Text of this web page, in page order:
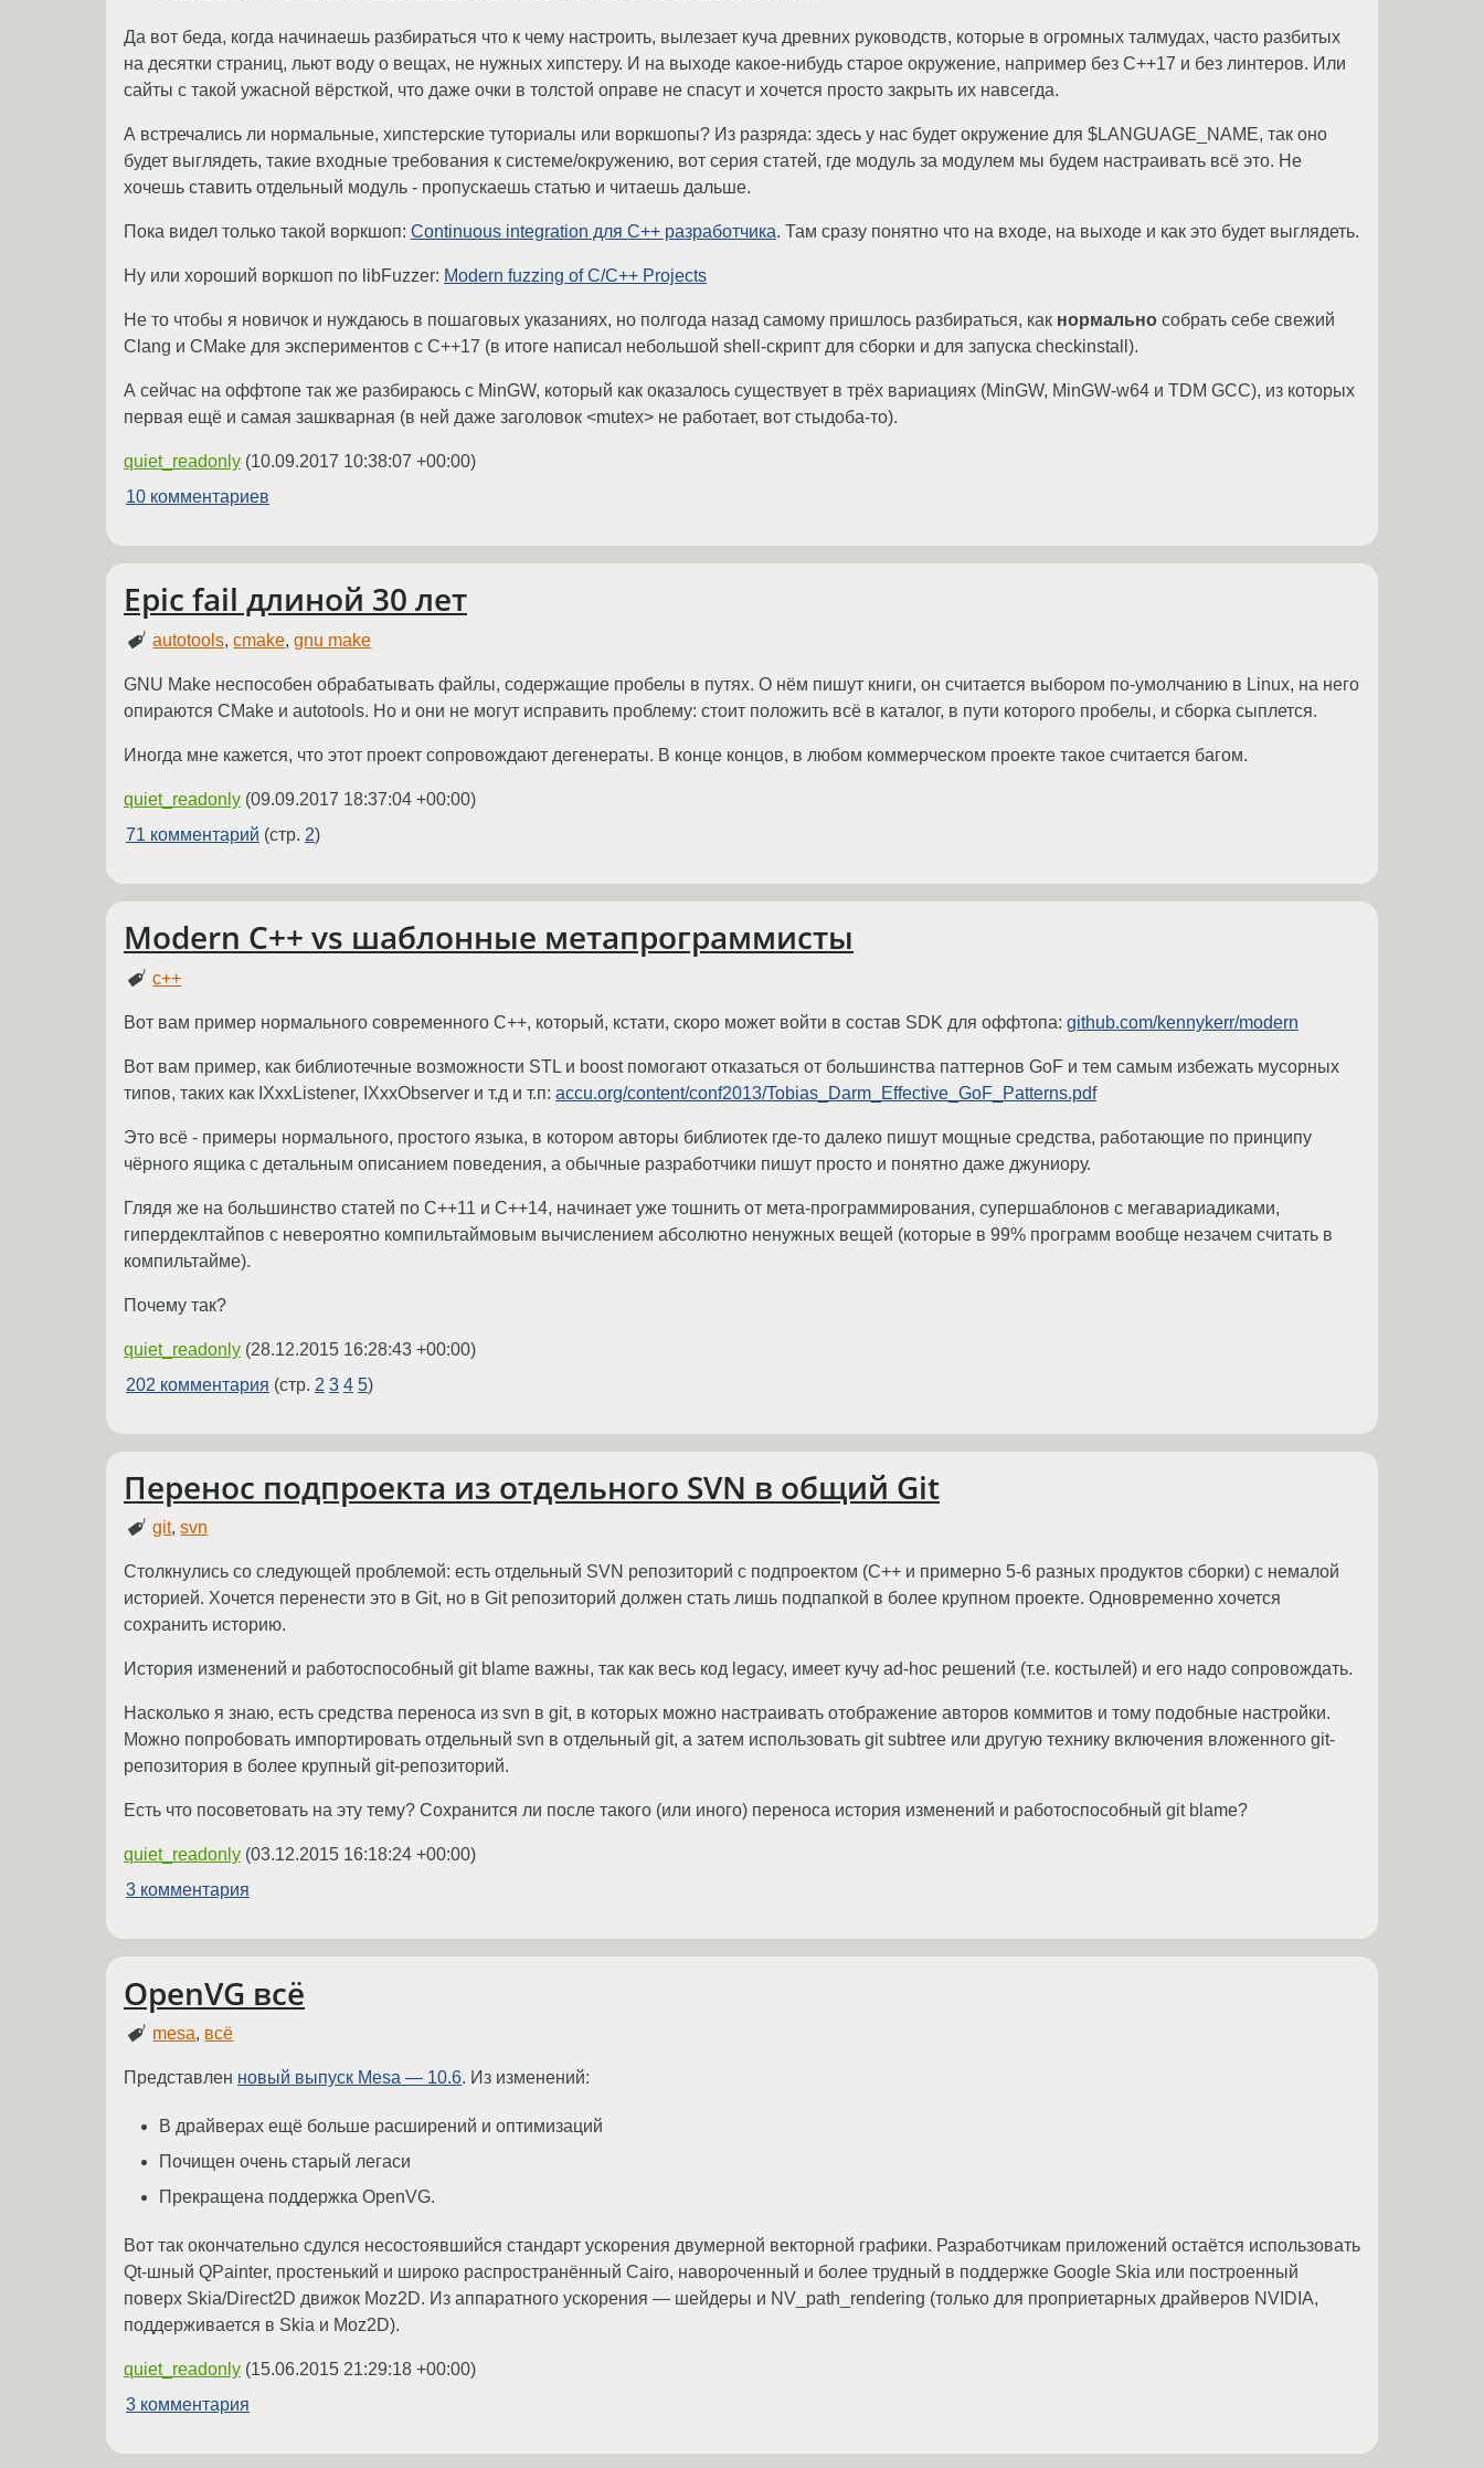
Да вот беда, когда начинаешь разбираться что к чему настроить, вылезает куча древних руководств, которые в огромных талмудах, часто разбитых
на десятки страниц, льют воду о вещах, не нужных хипстеру. И на выходе какое-нибудь старое окружение, например без C++17 и без линтеров. Или
сайты с такой ужасной вёрсткой, что даже очки в толстой оправе не спасут и хочется просто закрыть их навсегда.
А встречались ли нормальные, хипстерские туториалы или воркшопы? Из разряда: здесь у нас будет окружение для $LANGUAGE_NAME, так оно
будет выглядеть, такие входные требования к системе/окружению, вот серия статей, где модуль за модулем мы будем настраивать всё это. Не
хочешь ставить отдельный модуль - пропускаешь статью и читаешь дальше.
Пока видел только такой воркшоп: Continuous integration для C++ разработчика. Там сразу понятно что на входе, на выходе и как это будет выглядеть.
Ну или хороший воркшоп по libFuzzer: Modern fuzzing of C/C++ Projects
Не то чтобы я новичок и нуждаюсь в пошаговых указаниях, но полгода назад самому пришлось разбираться, как нормально собрать себе свежий
Clang и CMake для экспериментов с C++17 (в итоге написал небольшой shell-скрипт для сборки и для запуска checkinstall).
А сейчас на оффтопе так же разбираюсь с MinGW, который как оказалось существует в трёх вариациях (MinGW, MinGW-w64 и TDM GCC), из которых
первая ещё и самая зашкварная (в ней даже заголовок <mutex> не работает, вот стыдоба-то).
quiet_readonly (10.09.2017 10:38:07 +00:00)
10 комментариев
Epic fail длиной 30 лет
autotools,cmake,gnu make
GNU Make неспособен обрабатывать файлы, содержащие пробелы в путях. О нём пишут книги, он считается выбором по-умолчанию в Linux, на него
опираются CMake и autotools. Но и они не могут исправить проблему: стоит положить всё в каталог, в пути которого пробелы, и сборка сыплется.
Иногда мне кажется, что этот проект сопровождают дегенераты. В конце концов, в любом коммерческом проекте такое считается багом.
quiet_readonly (09.09.2017 18:37:04 +00:00)
71 комментарий (стр. 2)
Modern C++ vs шаблонные метапрограммисты
c++
Вот вам пример нормального современного C++, который, кстати, скоро может войти в состав SDK для оффтопа: github.com/kennykerr/modern
Вот вам пример, как библиотечные возможности STL и boost помогают отказаться от большинства паттернов GoF и тем самым избежать мусорных
типов, таких как IXxxListener, IXxxObserver и т.д и т.п: accu.org/content/conf2013/Tobias_Darm_Effective_GoF_Patterns.pdf
Это всё - примеры нормального, простого языка, в котором авторы библиотек где-то далеко пишут мощные средства, работающие по принципу
чёрного ящика с детальным описанием поведения, а обычные разработчики пишут просто и понятно даже джуниору.
Глядя же на большинство статей по С++11 и C++14, начинает уже тошнить от мета-программирования, супершаблонов с мегавариадиками,
гипердеклтайпов с невероятно компильтаймовым вычислением абсолютно ненужных вещей (которые в 99% программ вообще незачем считать в
компильтайме).
Почему так?
quiet_readonly (28.12.2015 16:28:43 +00:00)
202 комментария (стр. 2 3 4 5)
Перенос подпроекта из отдельного SVN в общий Git
git,svn
Столкнулись со следующей проблемой: есть отдельный SVN репозиторий с подпроектом (C++ и примерно 5-6 разных продуктов сборки) с немалой
историей. Хочется перенести это в Git, но в Git репозиторий должен стать лишь подпапкой в более крупном проекте. Одновременно хочется
сохранить историю.
История изменений и работоспособный git blame важны, так как весь код legacy, имеет кучу ad-hoc решений (т.е. костылей) и его надо сопровождать.
Насколько я знаю, есть средства переноса из svn в git, в которых можно настраивать отображение авторов коммитов и тому подобные настройки.
Можно попробовать импортировать отдельный svn в отдельный git, а затем использовать git subtree или другую технику включения вложенного git-
репозитория в более крупный git-репозиторий.
Есть что посоветовать на эту тему? Сохранится ли после такого (или иного) переноса история изменений и работоспособный git blame?
quiet_readonly (03.12.2015 16:18:24 +00:00)
3 комментария
OpenVG всё
mesa, всё
Представлен новый выпуск Mesa — 10.6. Из изменений:
В драйверах ещё больше расширений и оптимизаций
Почищен очень старый легаси
Прекращена поддержка OpenVG.
Вот так окончательно сдулся несостоявшийся стандарт ускорения двумерной векторной графики. Разработчикам приложений остаётся использовать
Qt-шный QPainter, простенький и широко распространённый Cairo, навороченный и более трудный в поддержке Google Skia или построенный
поверх Skia/Direct2D движок Moz2D. Из аппаратного ускорения — шейдеры и NV_path_rendering (только для проприетарных драйверов NVIDIA,
поддерживается в Skia и Moz2D).
quiet_readonly (15.06.2015 21:29:18 +00:00)
3 комментария